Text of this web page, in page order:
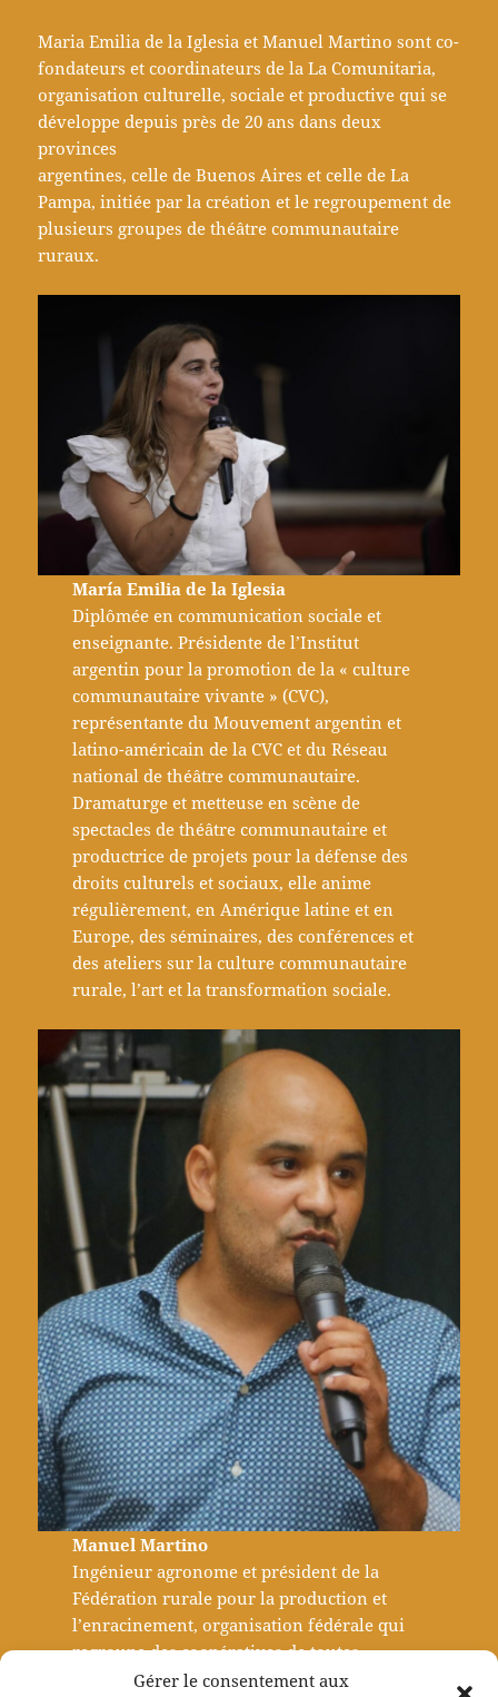
Gérer le consentement aux
Maria Emilia de la Iglesia et Manuel Martino sont co-
fondateurs et coordinateurs de la La Comunitaria,
organisation culturelle, sociale et productive qui se
développe depuis près de 20 ans dans deux
provinces
argentines, celle de Buenos Aires et celle de La
Pampa, initiée par la création et le regroupement de
plusieurs groupes de théâtre communautaire
ruraux.
María Emilia de la Iglesia
Diplômée en communication sociale et
enseignante. Présidente de l’Institut
argentin pour la promotion de la « culture
communautaire vivante » (CVC),
représentante du Mouvement argentin et
latino-américain de la CVC et du Réseau
national de théâtre communautaire.
Dramaturge et metteuse en scène de
spectacles de théâtre communautaire et
productrice de projets pour la défense des
droits culturels et sociaux, elle anime
régulièrement, en Amérique latine et en
Europe, des séminaires, des conférences et
des ateliers sur la culture communautaire
rurale, l’art et la transformation sociale.
Manuel Martino
Ingénieur agronome et président de la
Fédération rurale pour la production et
l’enracinement, organisation fédérale qui
regroupe des coopératives de toutes
les provinces argentines. Œuvrant pour la